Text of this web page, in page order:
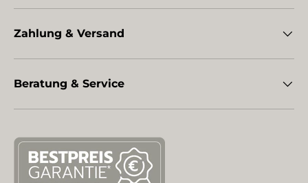
Zahlung & Versand
Beratung & Service